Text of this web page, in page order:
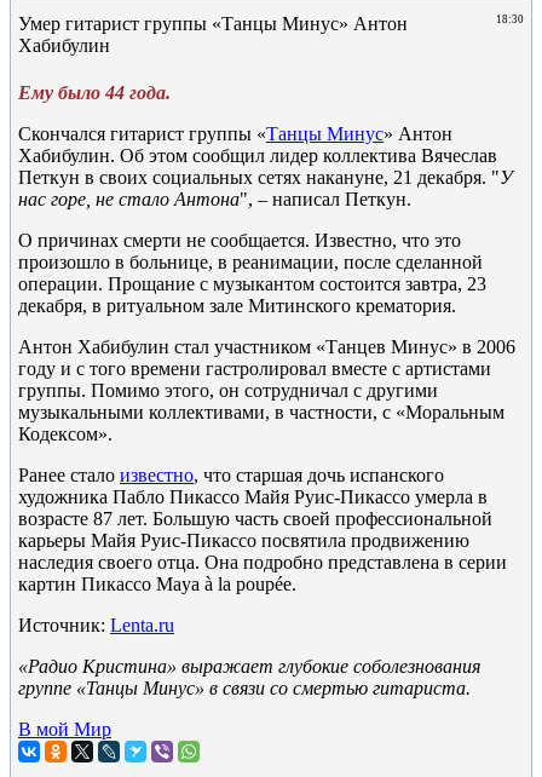
18:30
Умер гитарист группы «Танцы Минус» Антон
Хабибулин
Ему было 44 года.
Скончался гитарист группы «Танцы Минус» Антон
Хабибулин. Об этом сообщил лидер коллектива Вячеслав
Петкун в своих социальных сетях накануне, 21 декабря. "У
нас горе, не стало Антона", – написал Петкун.
О причинах смерти не сообщается. Известно, что это
произошло в больнице, в реанимации, после сделанной
операции. Прощание с музыкантом состоится завтра, 23
декабря, в ритуальном зале Митинского крематория.
Антон Хабибулин стал участником «Танцев Минус» в 2006
году и с того времени гастролировал вместе с артистами
группы. Помимо этого, он сотрудничал с другими
музыкальными коллективами, в частности, с «Моральным
Кодексом».
Ранее стало известно, что старшая дочь испанского
художника Пабло Пикассо Майя Руис-Пикассо умерла в
возрасте 87 лет. Большую часть своей профессиональной
карьеры Майя Руис-Пикассо посвятила продвижению
наследия своего отца. Она подробно представлена в серии
картин Пикассо Maya à la poupée.
Источник: Lenta.ru
«Радио Кристина» выражает глубокие соболезнования
группе «Танцы Минус» в связи со смертью гитариста.
В мой Мир